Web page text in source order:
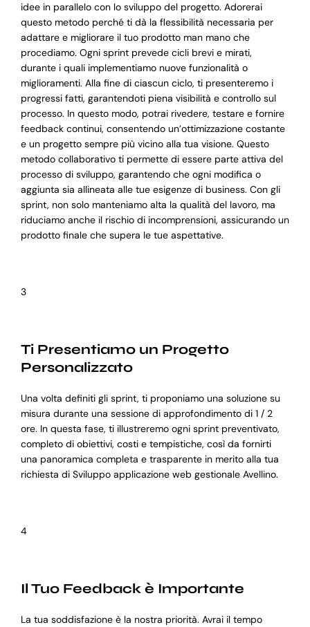
idee in parallelo con lo sviluppo del progetto. Adorerai
questo metodo perché ti dà la flessibilità necessaria per
adattare e migliorare il tuo prodotto man mano che
procediamo. Ogni sprint prevede cicli brevi e mirati,
durante i quali implementiamo nuove funzionalità o
miglioramenti. Alla fine di ciascun ciclo, ti presenteremo i
progressi fatti, garantendoti piena visibilità e controllo sul
processo. In questo modo, potrai rivedere, testare e fornire
feedback continui, consentendo un’ottimizzazione costante
e un progetto sempre più vicino alla tua visione. Questo
metodo collaborativo ti permette di essere parte attiva del
processo di sviluppo, garantendo che ogni modifica o
aggiunta sia allineata alle tue esigenze di business. Con gli
sprint, non solo manteniamo alta la qualità del lavoro, ma
riduciamo anche il rischio di incomprensioni, assicurando un
prodotto finale che supera le tue aspettative.
3
Ti Presentiamo un Progetto
Personalizzato
Una volta definiti gli sprint, ti proponiamo una soluzione su
misura durante una sessione di approfondimento di 1 / 2
ore. In questa fase, ti illustreremo ogni sprint preventivato,
completo di obiettivi, costi e tempistiche, così da fornirti
una panoramica completa e trasparente in merito alla tua
richiesta di Sviluppo applicazione web gestionale Avellino.
4
Il Tuo Feedback è Importante
La tua soddisfazione è la nostra priorità. Avrai il tempo